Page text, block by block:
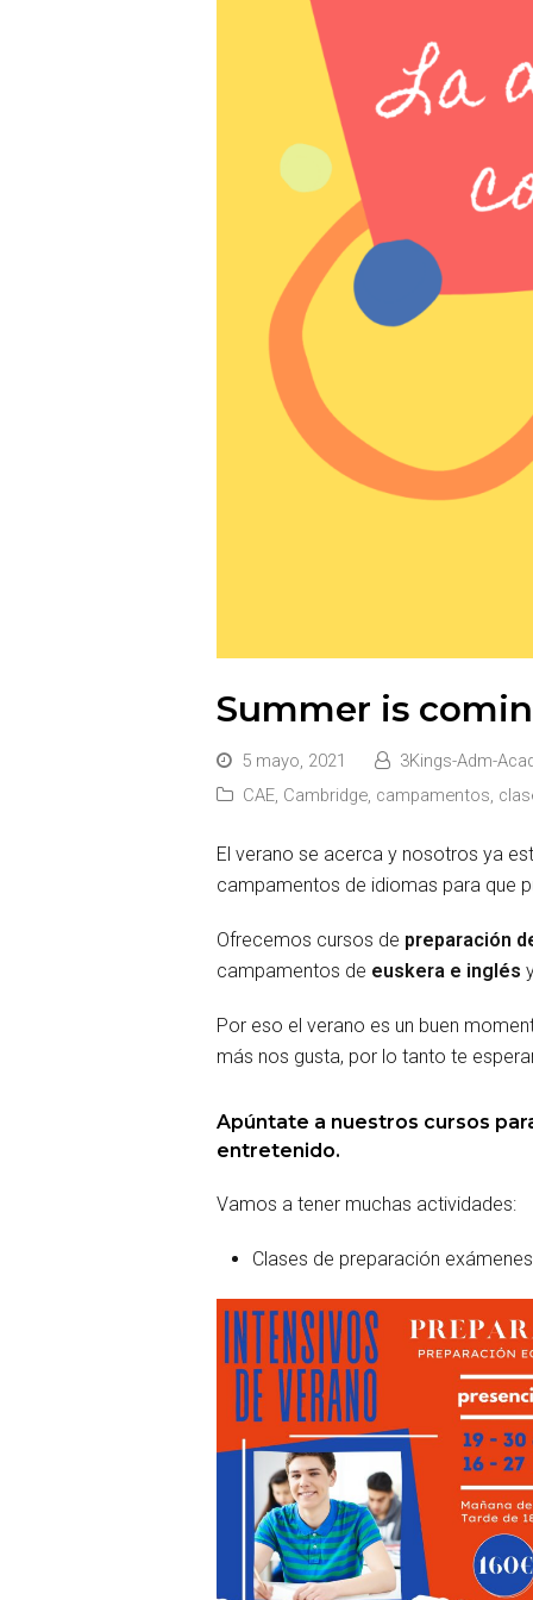
Summer is
5 mayo, 2021
3Kings-Adm-
CAE, Cambridge, campamentos,
El verano se acerca y nosotros ya
campamentos de idiomas para que
Ofrecemos cursos de preparación
campamentos de euskera e inglés
Por eso el verano es un buen
más nos gusta, por lo tanto te
Apúntate a nuestros cursos
entretenido.
Vamos a tener muchas actividades:
Clases de preparación